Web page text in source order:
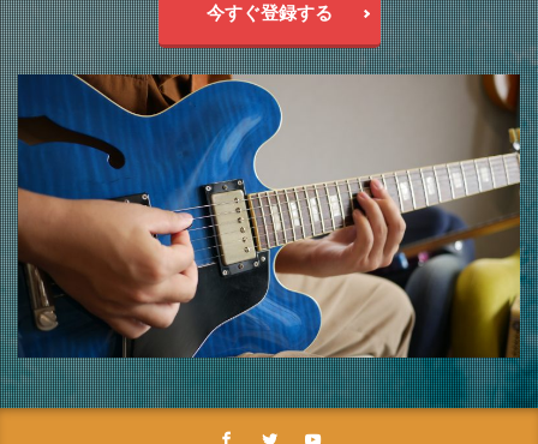
今すぐ登録する